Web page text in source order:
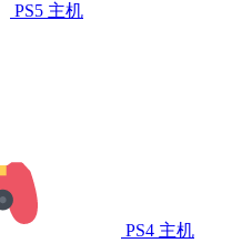
PS5 主机
PS4 主机